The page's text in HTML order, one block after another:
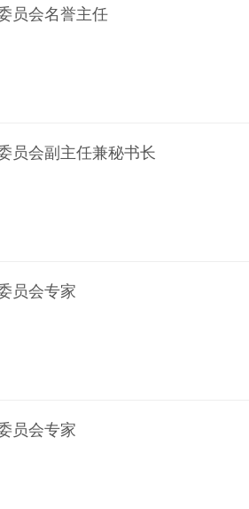
员会名誉主任
员会副主任兼秘书长
员会专家
员会专家